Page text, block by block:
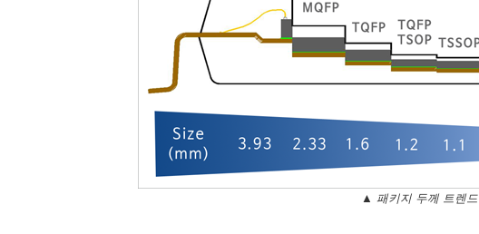
▲ 패키지 두께 트렌드